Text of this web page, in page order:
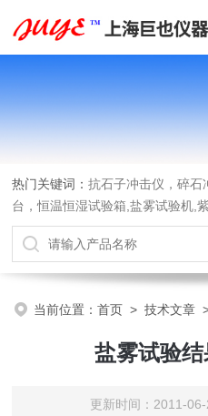
热门关键词：抗石子冲击仪，碎石
台，恒温恒湿试验箱,盐雾试验机,
试验箱，沙尘试验箱，淋雨试验
当前位置：首页 >技术文章
盐雾试验
更新时间：2011-